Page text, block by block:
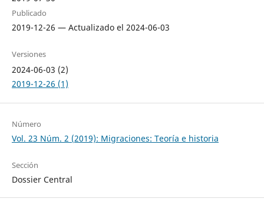
Publicado
2019-12-26 — Actualizado el 2024-06-03
Versiones
2024-06-03 (2)
2019-12-26 (1)
Número
Vol. 23 Núm. 2 (2019): Migraciones: Teoría e historia
Sección
Dossier Central